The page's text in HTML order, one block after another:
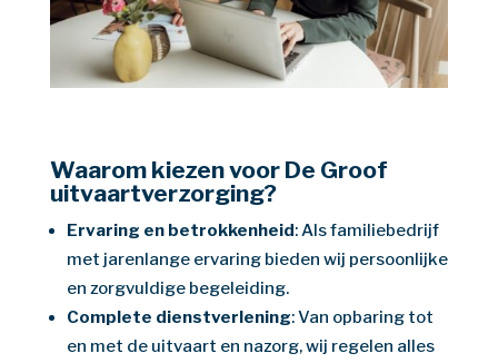
Waarom kiezen voor De Groof
uitvaartverzorging?
Ervaring en betrokkenheid: Als familiebedrijf
met jarenlange ervaring bieden wij persoonlijke
en zorgvuldige begeleiding.
Complete dienstverlening: Van opbaring tot
en met de uitvaart en nazorg, wij regelen alles